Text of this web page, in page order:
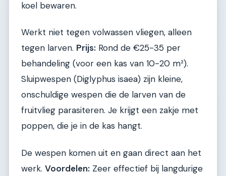
koel bewaren.
Werkt niet tegen volwassen vliegen, alleen
tegen larven. Prijs: Rond de €25-35 per
behandeling (voor een kas van 10-20 m²).
Sluipwespen (Diglyphus isaea) zijn kleine,
onschuldige wespen die de larven van de
fruitvlieg parasiteren. Je krijgt een zakje met
poppen, die je in de kas hangt.
De wespen komen uit en gaan direct aan het
werk. Voordelen: Zeer effectief bij langdurige